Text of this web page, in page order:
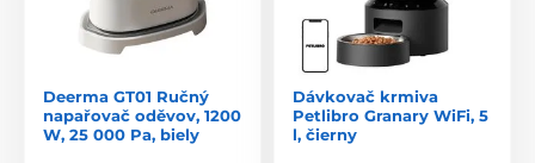
Deerma GT01 Ručný
napařovač oděvov, 1200
W, 25 000 Pa, biely
Dávkovač krmiva
Petlibro Granary WiFi, 5
l, čierny